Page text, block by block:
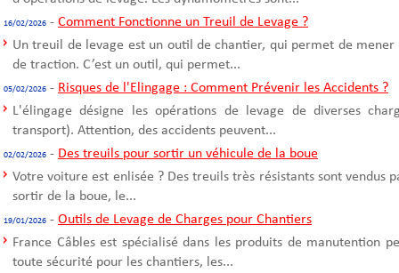
16/02/2026 - Comment Fonctionne un Treuil de Levage ?
Un treuil de levage est un outil de chantier, qui permet de
de traction. C’est un outil, qui permet...
05/02/2026 - Risques de l'Elingage : Comment Prévenir les Accidents ?
L'élingage désigne les opérations de levage de diverses
transport). Attention, des accidents peuvent...
02/02/2026 - Des treuils pour sortir un véhicule de la boue
Votre voiture est enlisée ? Des treuils très résistants sont vendus
sortir de la boue, le...
19/01/2026 - Outils de Levage de Charges pour Chantiers
France Câbles est spécialisé dans les produits de manutention
toute sécurité pour les chantiers, les...